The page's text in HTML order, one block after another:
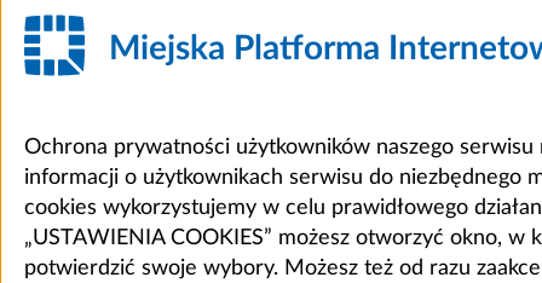
Miejska Platforma
Ochrona prywatności użytkowników naszego
informacji o użytkownikach serwisu do niezbędnego
cookies wykorzystujemy w celu prawidłowego
„USTAWIENIA COOKIES” możesz otworzyć okno,
potwierdzić swoje wybory. Możesz też od razu